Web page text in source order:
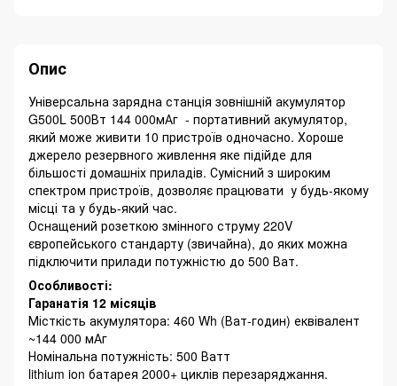
Опис
Універсальна зарядна станція зовнішній акумулятор
G500L 500Вт 144 000мАг - портативний акумулятор,
який може живити 10 пристроїв одночасно. Хороше
джерело резервного живлення яке підійде для
більшості домашніх приладів. Сумісний з широким
спектром пристроїв, дозволяє працювати у будь-якому
місці та у будь-який час.
Оснащений розеткою змінного струму 220V
європейського стандарту (звичайна), до яких можна
підключити прилади потужністю до 500 Ват.
Особливості:
Гаранатія 12 місяців
Місткість акумулятора: 460 Wh (Ват-годин) еквівалент
~144 000 мАг
Номінальна потужність: 500 Ватт
lithium ion батарея 2000+ циклів перезаряджання.